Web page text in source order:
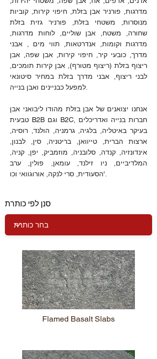
מדרגות, פורניר אבן בזלת, חיפוי קירות, קוביות
מנוסרות, משטחי בזלת, פורניר גזית בזלת
שחורה, משטח, אבן שוליים, לוחות מדרגות,
מדרגות וקומות, אנדרטאות, תווי מים , אבני
מדרך, כובעי קיר, חיפוי קירות, אבן שפה, אבן
ריצוף בזלת (ריצוף מטורף), אבן קירות תומכים,
לבני ריצוף, אבני מדרך בזלת במחיר סיטונאי
אנחנו יצואנים של אבן בזלת מהודו ליבואני אבן
טבעית B2B וגם B2C, חברות בנייה ואדריכלים
בעיקר באיטליה, בלגיה, גרמניה, הולנד, רוסיה,
ארצות הברית, טייוואן, בריטניה, סין, לבנון,
אינדונזיה, קנדה, סלובניה, מוזמביק, יפן, קניה,
המלדיביים, ניו זילנד, עומאן, פולין, ערב
הסעודית, סרי לנקה, אורוגוואי וכו'.
סנן לפי כותרת
Flamed Basalt Slabs